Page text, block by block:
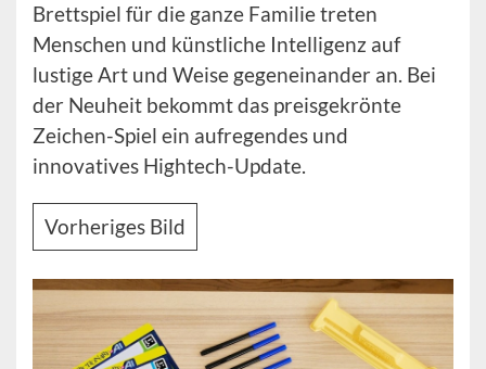
Brettspiel für die ganze Familie treten
Menschen und künstliche Intelligenz auf
lustige Art und Weise gegeneinander an. Bei
der Neuheit bekommt das preisgekrönte
Zeichen-Spiel ein aufregendes und
innovatives Hightech-Update.
Vorheriges Bild